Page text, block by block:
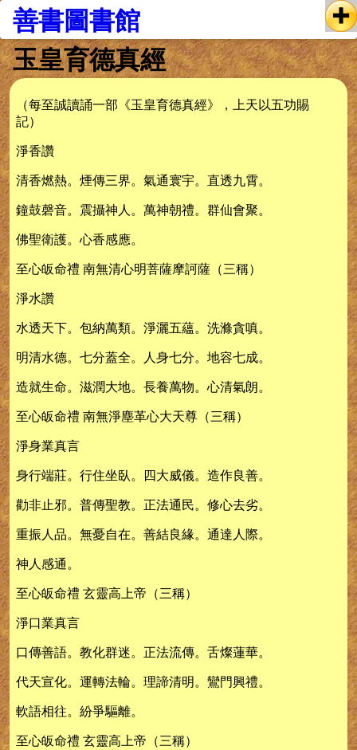
善書圖書館
玉皇育德真經
（每至誠讀誦一部《玉皇育德真經》，上天以五功賜
記）
淨香讚
清香燃熱。煙傳三界。氣通寰宇。直透九霄。
鐘鼓磬音。震攝神人。萬神朝禮。群仙會聚。
佛聖衛護。心香感應。
至心皈命禮 南無清心明菩薩摩訶薩（三稱）
淨水讚
水透天下。包納萬類。淨灑五蘊。洗滌貪嗔。
明清水德。七分蓋全。人身七分。地容七成。
造就生命。滋潤大地。長養萬物。心清氣朗。
至心皈命禮 南無淨塵革心大天尊（三稱）
淨身業真言
身行端莊。行住坐臥。四大威儀。造作良善。
勸非止邪。普傳聖教。正法通民。修心去劣。
重振人品。無憂自在。善結良緣。通達人際。
神人感通。
至心皈命禮 玄靈高上帝（三稱）
淨口業真言
口傳善語。教化群迷。正法流傳。舌燦蓮華。
代天宣化。運轉法輪。理諦清明。鸞門興禮。
軟語相往。紛爭驅離。
至心皈命禮 玄靈高上帝（三稱）